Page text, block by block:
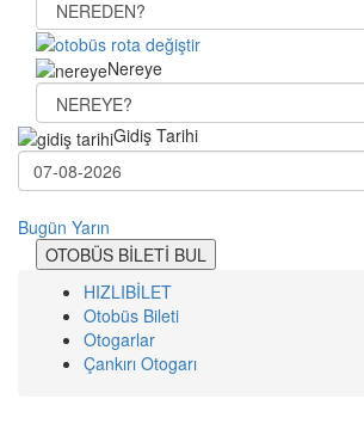
Nereye
Gidiş Tarihi
Bugün Yarın
OTOBÜS BİLETİ BUL
HIZLIBİLET
Otobüs Bileti
Otogarlar
Çankırı Otogarı